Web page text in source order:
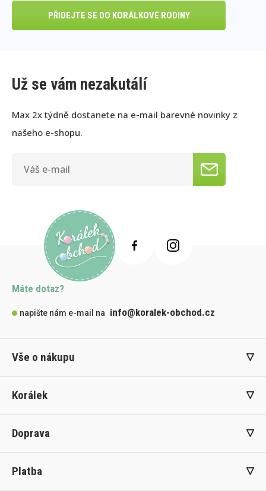
PŘIDEJTE SE DO KORÁLKOVÉ RODINY
Už se vám nezakutálí
Max 2x týdně dostanete na e-mail barevné novinky z
našeho e-shopu.
Máte dotaz?
napište nám e-mail na info@koralek-obchod.cz
Vše o nákupu
Korálek
Doprava
Platba